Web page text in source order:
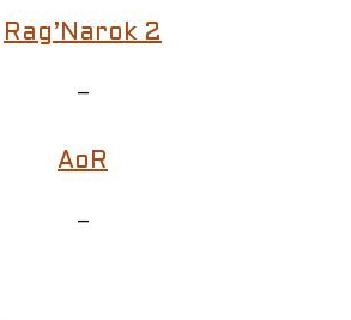
Rag’Narok 2
–
AoR
–